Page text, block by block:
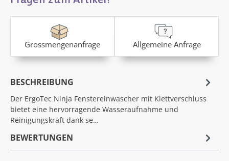
Grossmengenanfrage Allgemeine Anfrage
BESCHREIBUNG
Der ErgoTec Ninja Fenstereinwascher mit Klettverschluss
bietet eine hervorragende Wasseraufnahme und
Reinigungskraft dank se…
BEWERTUNGEN